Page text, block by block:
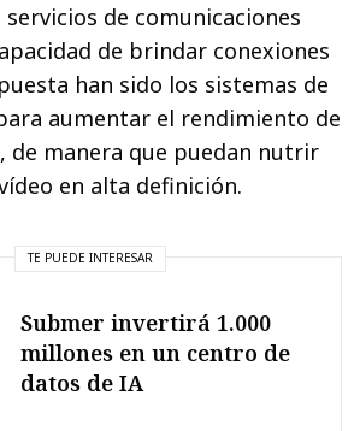
de comunicaciones
de brindar conexiones
han sido los sistemas de
aumentar el rendimiento de
de manera que puedan nutrir
en alta definición.
TE PUEDE INTERESAR
Submer invertirá 1.000
millones en un centro de
datos de IA